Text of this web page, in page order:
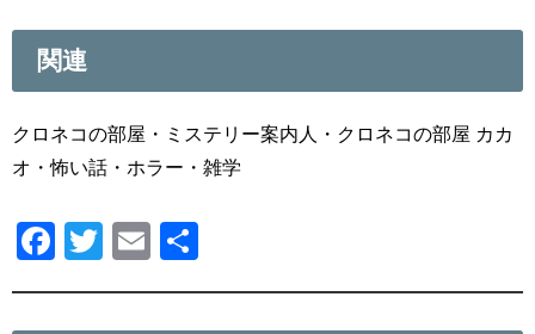
関連
クロネコの部屋・ミステリー案内人・クロネコの部屋 カカ
オ・怖い話・ホラー・雑学
F
T
E